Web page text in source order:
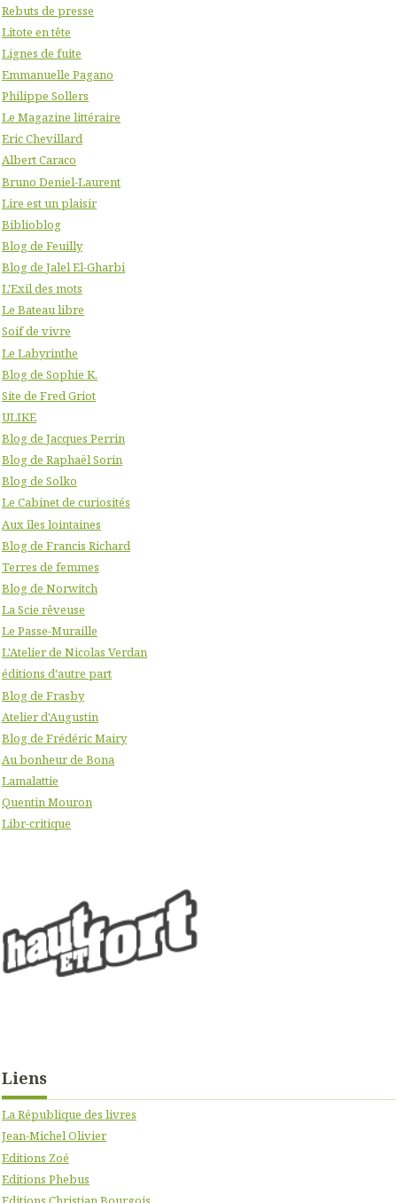
Rebuts de presse
Litote en tête
Lignes de fuite
Emmanuelle Pagano
Philippe Sollers
Le Magazine littéraire
Eric Chevillard
Albert Caraco
Bruno Deniel-Laurent
Lire est un plaisir
Biblioblog
Blog de Feuilly
Blog de Jalel El-Gharbi
L'Exil des mots
Le Bateau libre
Soif de vivre
Le Labyrinthe
Blog de Sophie K.
Site de Fred Griot
ULIKE
Blog de Jacques Perrin
Blog de Raphaël Sorin
Blog de Solko
Le Cabinet de curiosités
Aux îles lointaines
Blog de Francis Richard
Terres de femmes
Blog de Norwitch
La Scie rêveuse
Le Passe-Muraille
L'Atelier de Nicolas Verdan
éditions d'autre part
Blog de Frasby
Atelier d'Augustin
Blog de Frédéric Mairy
Au bonheur de Bona
Lamalattie
Quentin Mouron
Libr-critique
Liens
La République des livres
Jean-Michel Olivier
Editions Zoé
Editions Phebus